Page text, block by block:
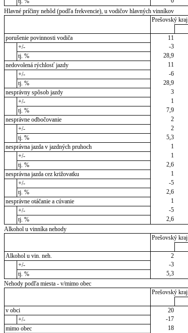
Hlavné príčiny nehôd (podľa frekvencie), u vodičov hlavných vinníkov
Prešovský kraj
porušenie povinnosti vodiča
11
+/-
-3
tj. %
28,9
nedovolená rýchlosť jazdy
11
+/-
-6
tj. %
28,9
nesprávny spôsob jazdy
3
+/-
1
tj. %
7,9
nesprávne odbočovanie
2
+/-
2
tj. %
5,3
nesprávna jazda v jazdných pruhoch
1
+/-
1
tj. %
2,6
nesprávna jazda cez križovatku
1
+/-
-5
tj. %
2,6
nesprávne otáčanie a cúvanie
1
+/-
-5
tj. %
2,6
Alkohol u vinníka nehody
Prešovský kraj
Alkohol u vin. neh.
2
+/-
-3
tj. %
5,3
Nehody podľa miesta - v/mimo obec
Prešovský kraj
v obci
20
+/-
-17
mimo obec
18